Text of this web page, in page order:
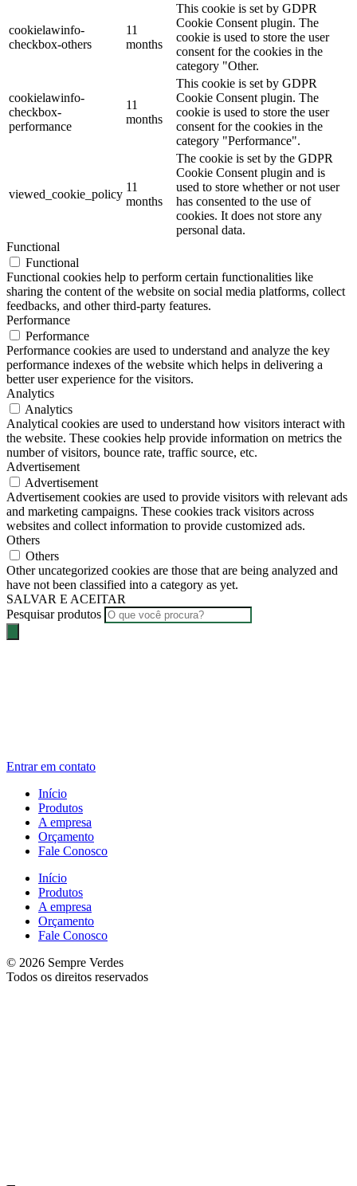
cookielawinfo-
checkbox-others
11
months
This cookie is set by GDPR
Cookie Consent plugin. The
cookie is used to store the user
consent for the cookies in the
category "Other.
cookielawinfo-
checkbox-
performance
11
months
This cookie is set by GDPR
Cookie Consent plugin. The
cookie is used to store the user
consent for the cookies in the
category "Performance".
viewed_cookie_policy
11
months
The cookie is set by the GDPR
Cookie Consent plugin and is
used to store whether or not user
has consented to the use of
cookies. It does not store any
personal data.
Functional
Functional
Functional cookies help to perform certain functionalities like
sharing the content of the website on social media platforms, collect
feedbacks, and other third-party features.
Performance
Performance
Performance cookies are used to understand and analyze the key
performance indexes of the website which helps in delivering a
better user experience for the visitors.
Analytics
Analytics
Analytical cookies are used to understand how visitors interact with
the website. These cookies help provide information on metrics the
number of visitors, bounce rate, traffic source, etc.
Advertisement
Advertisement
Advertisement cookies are used to provide visitors with relevant ads
and marketing campaigns. These cookies track visitors across
websites and collect information to provide customized ads.
Others
Others
Other uncategorized cookies are those that are being analyzed and
have not been classified into a category as yet.
SALVAR E ACEITAR
Pesquisar produtos
Entrar em contato
Início
Produtos
A empresa
Orçamento
Fale Conosco
Início
Produtos
A empresa
Orçamento
Fale Conosco
© 2026 Sempre Verdes
Todos os direitos reservados